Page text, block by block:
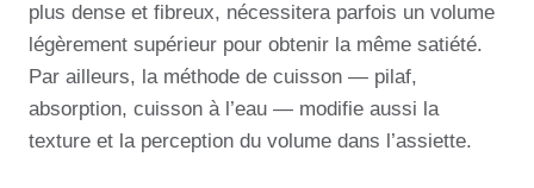
plus dense et fibreux, nécessitera parfois un volume
légèrement supérieur pour obtenir la même satiété.
Par ailleurs, la méthode de cuisson — pilaf,
absorption, cuisson à l’eau — modifie aussi la
texture et la perception du volume dans l’assiette.